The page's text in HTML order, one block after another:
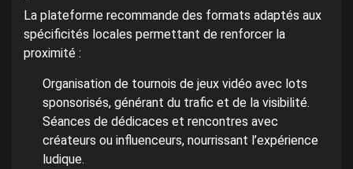
La plateforme recommande des formats adaptés aux
spécificités locales permettant de renforcer la
proximité :
Organisation de tournois de jeux vidéo avec lots
sponsorisés, générant du trafic et de la visibilité.
Séances de dédicaces et rencontres avec
créateurs ou influenceurs, nourrissant l’expérience
ludique.